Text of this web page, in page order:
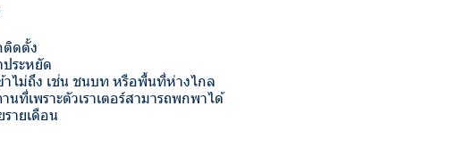
ดตั้ง
ระหยัด
ไม่ถึง เช่น ชนบท หรือพื้นที่ห่างไกล
ที่เพราะตัวเราเตอร์สามารถพกพาได้
ายเดือน